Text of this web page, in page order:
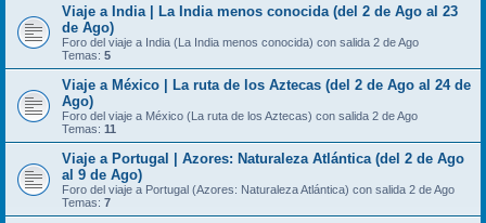
Viaje a India | La India menos conocida (del 2 de Ago al 23
de Ago)
Foro del viaje a India (La India menos conocida) con salida 2 de Ago
Temas: 5
Viaje a México | La ruta de los Aztecas (del 2 de Ago al 24 de
Ago)
Foro del viaje a México (La ruta de los Aztecas) con salida 2 de Ago
Temas: 11
Viaje a Portugal | Azores: Naturaleza Atlántica (del 2 de Ago
al 9 de Ago)
Foro del viaje a Portugal (Azores: Naturaleza Atlántica) con salida 2 de Ago
Temas: 7